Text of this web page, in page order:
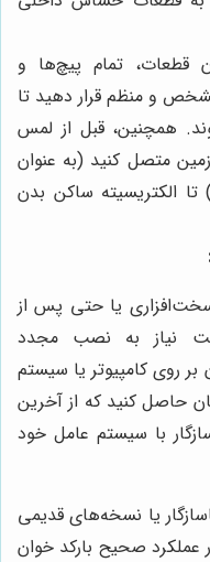
قطعات، تمام پیچ‌ها و
و منظم قرار دهید تا
همچنین، قبل از لمس
متصل کنید (به عنوان
الکتریسیته ساکن بدن
یا حتی پس از
نیاز به نصب مجدد
بر روی کامپیوتر یا سیستم
حاصل کنید که از آخرین
با سیستم عامل خود
یا نسخه‌های قدیمی
عملکرد صحیح بارکد خوان